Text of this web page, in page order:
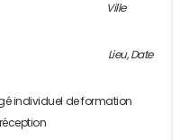
Ville
Lieu, Date
individuel de formation